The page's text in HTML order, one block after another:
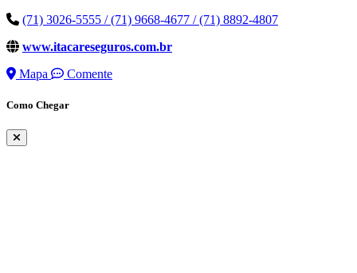
(71) 3026-5555 / (71) 9668-4677 / (71) 8892-4807
www.itacareseguros.com.br
Mapa
Comente
Como Chegar